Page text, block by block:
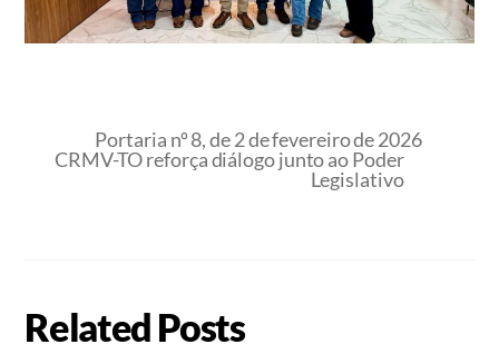
Portaria nº 8, de 2 de fevereiro de 2026
CRMV-TO reforça diálogo junto ao Poder
Legislativo
Related Posts